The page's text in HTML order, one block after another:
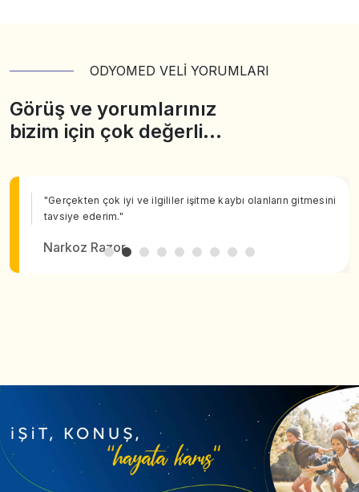
ODYOMED VELİ YORUMLARI
Görüş ve yorumlarınız
bizim için çok değerli…
"Gerçekten çok iyi ve ilgililer işitme kaybı olanların gitmesini
tavsiye ederim."
Narkoz Razor